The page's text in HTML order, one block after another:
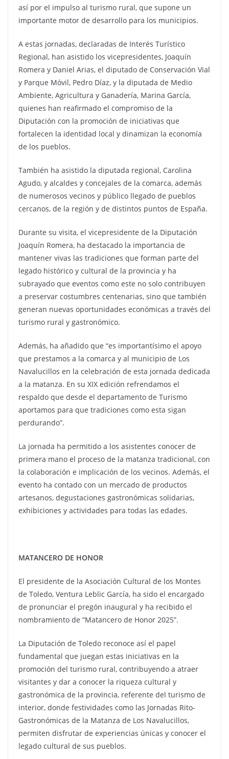
así por el impulso al turismo rural, que supone un
importante motor de desarrollo para los municipios.
A estas jornadas, declaradas de Interés Turístico
Regional, han asistido los vicepresidentes, Joaquín
Romera y Daniel Arias, el diputado de Conservación Vial
y Parque Móvil, Pedro Díaz, y la diputada de Medio
Ambiente, Agricultura y Ganadería, Marina García,
quienes han reafirmado el compromiso de la
Diputación con la promoción de iniciativas que
fortalecen la identidad local y dinamizan la economía
de los pueblos.
También ha asistido la diputada regional, Carolina
Agudo, y alcaldes y concejales de la comarca, además
de numerosos vecinos y público llegado de pueblos
cercanos, de la región y de distintos puntos de España.
Durante su visita, el vicepresidente de la Diputación
Joaquín Romera, ha destacado la importancia de
mantener vivas las tradiciones que forman parte del
legado histórico y cultural de la provincia y ha
subrayado que eventos como este no solo contribuyen
a preservar costumbres centenarias, sino que también
generan nuevas oportunidades económicas a través del
turismo rural y gastronómico.
Además, ha añadido que “es importantísimo el apoyo
que prestamos a la comarca y al municipio de Los
Navalucillos en la celebración de esta jornada dedicada
a la matanza. En su XIX edición refrendamos el
respaldo que desde el departamento de Turismo
aportamos para que tradiciones como esta sigan
perdurando”.
La jornada ha permitido a los asistentes conocer de
primera mano el proceso de la matanza tradicional, con
la colaboración e implicación de los vecinos. Además, el
evento ha contado con un mercado de productos
artesanos, degustaciones gastronómicas solidarias,
exhibiciones y actividades para todas las edades.
MATANCERO DE HONOR
El presidente de la Asociación Cultural de los Montes
de Toledo, Ventura Leblic García, ha sido el encargado
de pronunciar el pregón inaugural y ha recibido el
nombramiento de “Matancero de Honor 2025”.
La Diputación de Toledo reconoce así el papel
fundamental que juegan estas iniciativas en la
promoción del turismo rural, contribuyendo a atraer
visitantes y dar a conocer la riqueza cultural y
gastronómica de la provincia, referente del turismo de
interior, donde festividades como las Jornadas Rito-
Gastronómicas de la Matanza de Los Navalucillos,
permiten disfrutar de experiencias únicas y conocer el
legado cultural de sus pueblos.